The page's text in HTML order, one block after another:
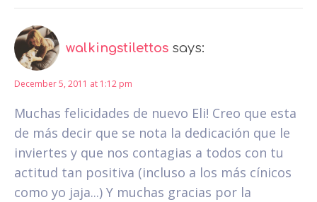
walkingstilettos says:
December 5, 2011 at 1:12 pm
Muchas felicidades de nuevo Eli! Creo que esta
de más decir que se nota la dedicación que le
inviertes y que nos contagias a todos con tu
actitud tan positiva (incluso a los más cínicos
como yo jaja...) Y muchas gracias por la